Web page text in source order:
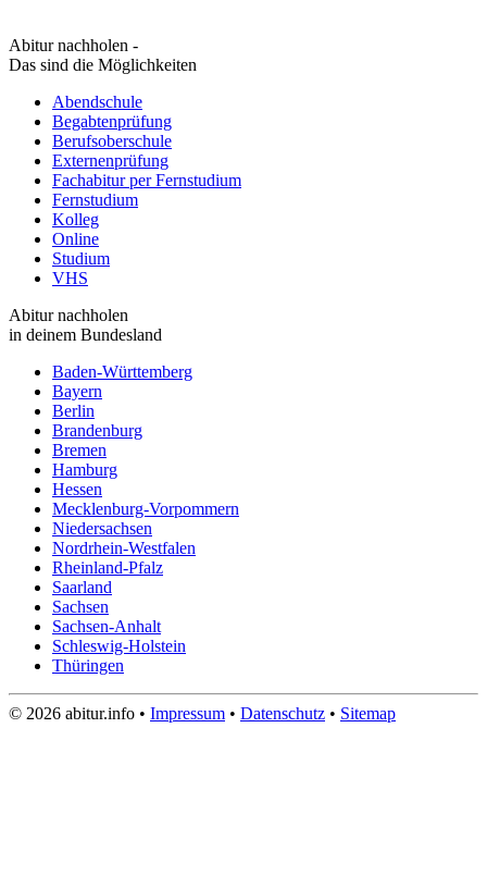
Abitur nachholen -
Das sind die Möglichkeiten
Abendschule
Begabtenprüfung
Berufsoberschule
Externenprüfung
Fachabitur per Fernstudium
Fernstudium
Kolleg
Online
Studium
VHS
Abitur nachholen
in deinem Bundesland
Baden-Württemberg
Bayern
Berlin
Brandenburg
Bremen
Hamburg
Hessen
Mecklenburg-Vorpommern
Niedersachsen
Nordrhein-Westfalen
Rheinland-Pfalz
Saarland
Sachsen
Sachsen-Anhalt
Schleswig-Holstein
Thüringen
© 2026 abitur.info • Impressum • Datenschutz • Sitemap